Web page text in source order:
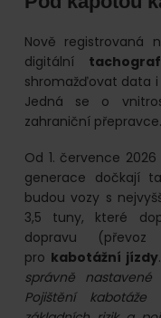
Nově registrovaná
digitální
shromažďovat data
Jedná se o
zahraniční přepravce.
Od 1. července
generace dočkají
budou vozy s
3,5 tuny, které
dopravu
pro kabotážní jízdy.
správně nastavené
Pojištění